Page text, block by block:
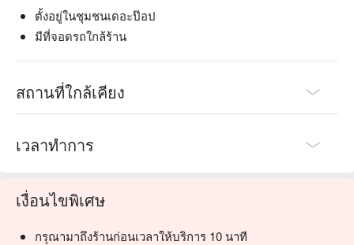
ตั้งอยู่ในชุมชนเดอะป๊อป
มีที่จอดรถใกล้ร้าน
สถานที่ใกล้เคียง
เวลาทำการ
เงื่อนไขพิเศษ
กรุณามาถึงร้านก่อนเวลาให้บริการ 10 นาที